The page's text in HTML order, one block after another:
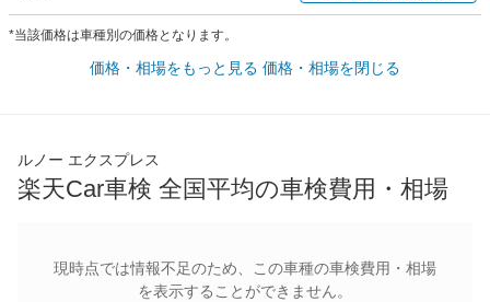
*当該価格は車種別の価格となります。
価格・相場をもっと見る 価格・相場を閉じる
ルノー エクスプレス
楽天Car車検 全国平均の車検費用・相場
現時点では情報不足のため、この車種の車検費用・相場
を表示することができません。